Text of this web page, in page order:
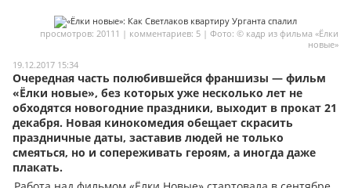
Мои материалы
Моя личная афиша
Перечитать
просмотров: 20111 | комментариев: 5 | Фото: © кадр из фильма «Ёлки
новые»
19.12.2017 15:34
Очередная часть полюбившейся франшизы — фильм
«Ёлки новые», без которых уже несколько лет не
обходятся новогодние праздники, выходит в прокат 21
декабря. Новая кинокомедия обещает скрасить
праздничные даты, заставив людей не только
смеяться, но и сопереживать героям, а иногда даже
плакать.